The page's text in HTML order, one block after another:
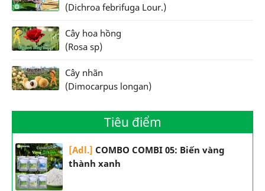
(Dichroa febrifuga Lour.)
Cây hoa hồng
(Rosa sp)
Cây nhãn
(Dimocarpus longan)
Tiêu điểm
[Adl.] COMBO COMBI 05: Biến vàng
thành xanh